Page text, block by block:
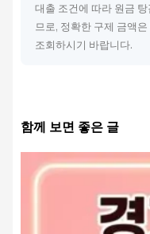
대출 조건에 따라 원금
므로, 정확한 구제 금액은
조회하시기 바랍니다.
함께 보면 좋은 글